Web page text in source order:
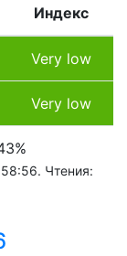
Индекс
Very low
Very low
Чтения: